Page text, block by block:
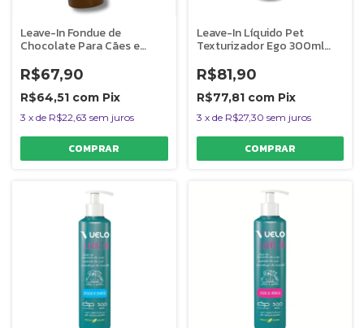
Leave-In Fondue de
Chocolate Para Cães e
Bubbles
R$67,90
R$64,51 com Pix
3 x de R$22,63 sem juros
Leave-In Líquido Pet
Texturizador Ego 300ml
Bubbles
R$81,90
R$77,81 com Pix
3 x de R$27,30 sem juros